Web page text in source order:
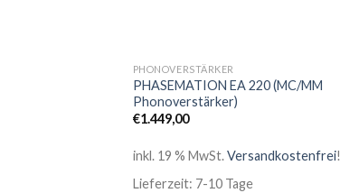
PHONOVERSTÄRKER
PHASEMATION EA 220 (MC/MM
Phonoverstärker)
€1.449,00
inkl. 19 % MwSt.Versandkostenfrei!
Lieferzeit: 7-10 Tage